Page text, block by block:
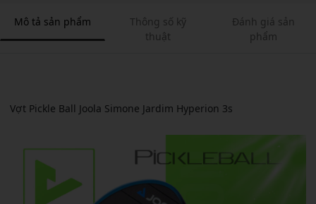
Mô tả sản phẩm
Thông số kỹ
thuật
Đánh giá sản
phẩm
Vợt Pickle Ball Joola Simone Jardim Hyperion 3s